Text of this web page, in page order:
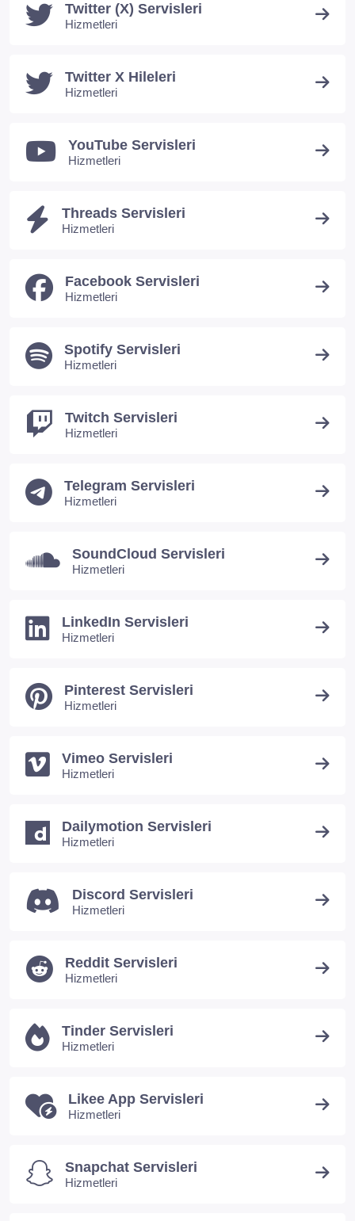
Twitter (X) Servisleri
Hizmetleri
Twitter X Hileleri
Hizmetleri
YouTube Servisleri
Hizmetleri
Threads Servisleri
Hizmetleri
Facebook Servisleri
Hizmetleri
Spotify Servisleri
Hizmetleri
Twitch Servisleri
Hizmetleri
Telegram Servisleri
Hizmetleri
SoundCloud Servisleri
Hizmetleri
LinkedIn Servisleri
Hizmetleri
Pinterest Servisleri
Hizmetleri
Vimeo Servisleri
Hizmetleri
Dailymotion Servisleri
Hizmetleri
Discord Servisleri
Hizmetleri
Reddit Servisleri
Hizmetleri
Tinder Servisleri
Hizmetleri
Likee App Servisleri
Hizmetleri
Snapchat Servisleri
Hizmetleri